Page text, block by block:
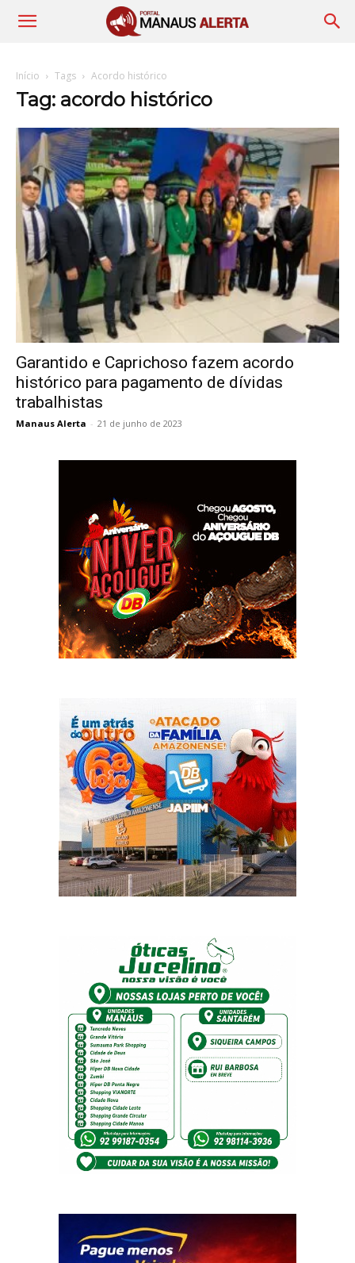
Início Tags Acordo histórico
Tag: acordo histórico
Garantido e Caprichoso fazem acordo
histórico para pagamento de dívidas
trabalhistas
Manaus Alerta - 21 de junho de 2023